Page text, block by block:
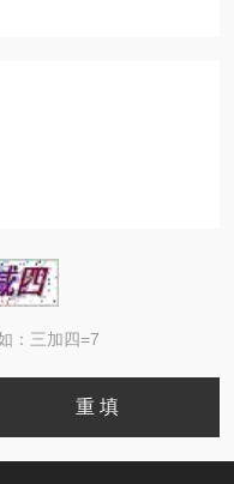
：三加四=7